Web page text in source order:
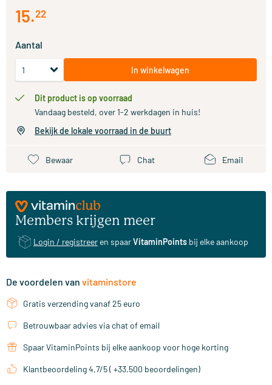
15.22
Aantal
In winkelwagen
Dit product is op voorraad
Vandaag besteld, over 1-2 werkdagen in huis!
Bekijk de lokale voorraad in de buurt
Bewaar Chat Email
Members krijgen meer
Login / registreer en spaarVitaminPoints bij elke aankoop
De voordelen van vitaminstore
Gratis verzending vanaf 25 euro
Betrouwbaar advies via chat of email
Spaar VitaminPoints bij elke aankoop voor hoge korting
Klantbeoordeling 4,7/5 ( +33.500 beoordelingen)